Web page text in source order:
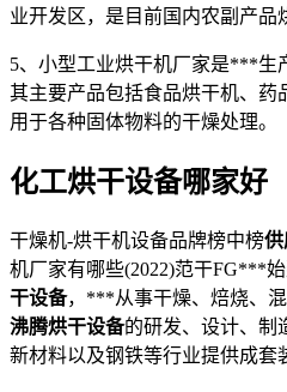
业开发区，是目前国内农副产品
5、小型工业烘干机厂家是***生
其主要产品包括食品烘干机、药
用于各种固体物料的干燥处理。
化工烘干设备哪家好
干燥机-烘干机设备品牌榜中榜供
机厂家有哪些(2022)范干FG***
干设备，***从事干燥、焙烧、
沸腾烘干设备的研发、设计、制
新材料以及钢铁等行业提供成套